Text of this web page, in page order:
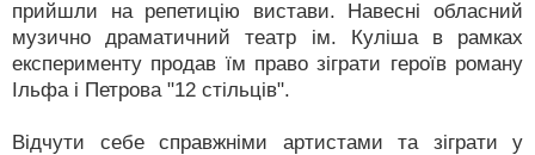
прийшли на репетицію вистави. Навесні обласний
музично драматичний театр ім. Куліша в рамках
експерименту продав їм право зіграти героїв роману
Ільфа і Петрова "12 стільців".
Відчути себе справжніми артистами та зіграти у